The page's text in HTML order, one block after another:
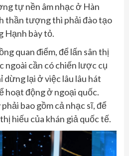
tự nền âm nhạc ở Hàn
thần tượng thì phải đào tạo
Hạnh bày tỏ.
quan điểm, để lấn sân thị
cần có chiến lược cụ
dừng lại ở việc lâu lâu hát
hoạt động ở ngoại quốc.
bao gồm cả nhạc sĩ, để
hiếu của khán giả quốc tế.